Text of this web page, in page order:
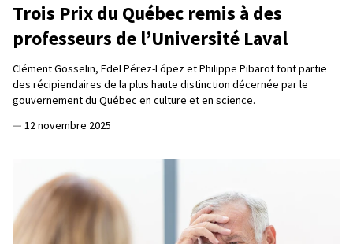
Trois Prix du Québec remis à des
professeurs de l’Université Laval
Clément Gosselin, Edel Pérez-López et Philippe Pibarot font partie
des récipiendaires de la plus haute distinction décernée par le
gouvernement du Québec en culture et en science.
— 12 novembre 2025